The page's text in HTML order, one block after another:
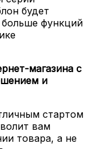
будет
функций
магазина с
и
стартом
вам
товара, а не